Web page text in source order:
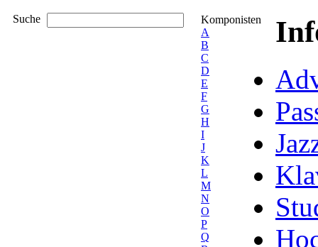
Suche
Komponisten
A
B
C
D
E
F
G
H
I
J
K
L
M
N
O
P
Q